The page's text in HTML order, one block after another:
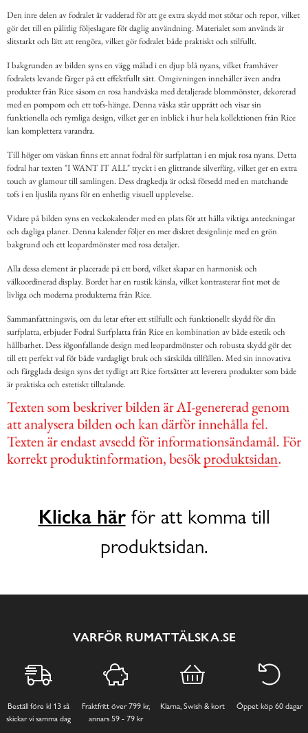
Den inre delen av fodralet är vadderad för att ge extra skydd mot stötar och repor, vilket
gör det till en pålitlig följeslagare för daglig användning. Materialet som används är
slitstarkt och lätt att rengöra, vilket gör fodralet både praktiskt och stilfullt.
I bakgrunden av bilden syns en vägg målad i en djup blå nyans, vilket framhäver
fodralets levande färger på ett effektfullt sätt. Omgivningen innehåller även andra
produkter från Rice såsom en rosa handväska med detaljerade blommönster, dekorerad
med en pompom och ett tofs-hänge. Denna väska står upprätt och visar sin
funktionella och rymliga design, vilket ger en inblick i hur hela kollektionen från Rice
kan komplettera varandra.
Till höger om väskan finns ett annat fodral för surfplattan i en mjuk rosa nyans. Detta
fodral har texten "I WANT IT ALL" tryckt i en glittrande silverfärg, vilket ger en extra
touch av glamour till samlingen. Dess dragkedja är också försedd med en matchande
tofs i en ljuslila nyans för en enhetlig visuell upplevelse.
Vidare på bilden syns en veckokalender med en plats för att hålla viktiga anteckningar
och dagliga planer. Denna kalender följer en mer diskret designlinje med en grön
bakgrund och ett leopardmönster med rosa detaljer.
Alla dessa element är placerade på ett bord, vilket skapar en harmonisk och
välkoordinerad display. Bordet har en rustik känsla, vilket kontrasterar fint mot de
livliga och moderna produkterna från Rice.
Sammanfattningsvis, om du letar efter ett stilfullt och funktionellt skydd för din
surfplatta, erbjuder Fodral Surfplatta från Rice en kombination av både estetik och
hållbarhet. Dess iögonfallande design med leopardmönster och robusta skydd gör det
till ett perfekt val för både vardagligt bruk och särskilda tillfällen. Med sin innovativa
och färgglada design syns det tydligt att Rice fortsätter att leverera produkter som både
är praktiska och estetiskt tilltalande.
Klicka härför att komma till
produktsidan.
VARFÖR RUMATTÄLSKA.SE
Beställ före kl 13 så
skickar vi samma dag
Fraktfritt över 799 kr,
annars 59 - 79 kr
Klarna, Swish & kort Öppet köp 60 dagar